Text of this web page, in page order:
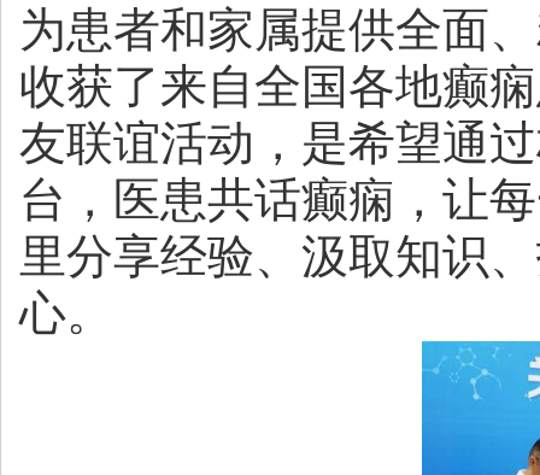
为患者和家属提供全面
收获了来自全国各地癫
友联谊活动，是希望通
台，医患共话癫痫，让
里分享经验、汲取知识
心。